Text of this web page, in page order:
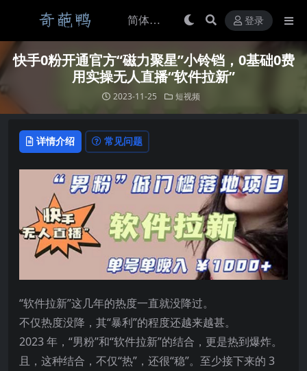
登录
快手0粉开通官方“磁力聚星”小铃铛，0基础0费
用实操无人直播“软件拉新”
2023-11-25 短视频
详情介绍 常见问题
“软件拉新”这几年的热度一直就没降过。
不仅热度没降，其“暴利”的程度还越来越甚。
2023 年，“男粉”和“软件拉新”的结合，更是热到爆炸。
且，这种结合，不仅“热”，还很“稳”。至少接下来的 3